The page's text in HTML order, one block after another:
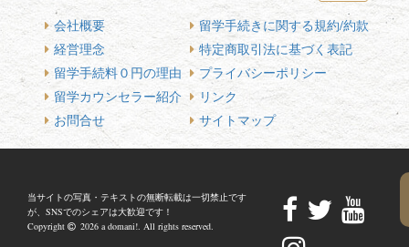
会社概要
経営理念
留学手続料０円の理由
留学カウンセラー紹介
お問合せ
留学手続きに関する規約/約款
特定商取引法に基づく表記
プライバシーポリシー
リンク
サイトマップ
当サイトの写真・テキストの無断転載は一切禁止です
が、SNSでのシェアは大歓迎です！
Copyright
2026 a domani!. All rights reserved.